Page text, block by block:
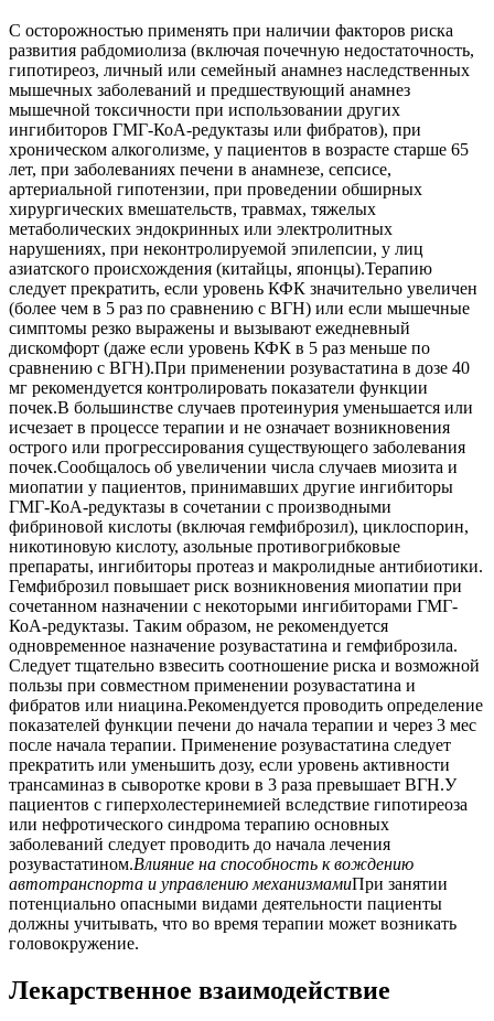
С осторожностью применять при наличии факторов риска
развития рабдомиолиза (включая почечную недостаточность,
гипотиреоз, личный или семейный анамнез наследственных
мышечных заболеваний и предшествующий анамнез
мышечной токсичности при использовании других
ингибиторов ГМГ-КоА-редуктазы или фибратов), при
хроническом алкоголизме, у пациентов в возрасте старше 65
лет, при заболеваниях печени в анамнезе, сепсисе,
артериальной гипотензии, при проведении обширных
хирургических вмешательств, травмах, тяжелых
метаболических эндокринных или электролитных
нарушениях, при неконтролируемой эпилепсии, у лиц
азиатского происхождения (китайцы, японцы).Терапию
следует прекратить, если уровень КФК значительно увеличен
(более чем в 5 раз по сравнению с ВГН) или если мышечные
симптомы резко выражены и вызывают ежедневный
дискомфорт (даже если уровень КФК в 5 раз меньше по
сравнению с ВГН).При применении розувастатина в дозе 40
мг рекомендуется контролировать показатели функции
почек.В большинстве случаев протеинурия уменьшается или
исчезает в процессе терапии и не означает возникновения
острого или прогрессирования существующего заболевания
почек.Сообщалось об увеличении числа случаев миозита и
миопатии у пациентов, принимавших другие ингибиторы
ГМГ-КоА-редуктазы в сочетании с производными
фибриновой кислоты (включая гемфиброзил), циклоспорин,
никотиновую кислоту, азольные противогрибковые
препараты, ингибиторы протеаз и макролидные антибиотики.
Гемфиброзил повышает риск возникновения миопатии при
сочетанном назначении с некоторыми ингибиторами ГМГ-
КоА-редуктазы. Таким образом, не рекомендуется
одновременное назначение розувастатина и гемфиброзила.
Следует тщательно взвесить соотношение риска и возможной
пользы при совместном применении розувастатина и
фибратов или ниацина.Рекомендуется проводить определение
показателей функции печени до начала терапии и через 3 мес
после начала терапии. Применение розувастатина следует
прекратить или уменьшить дозу, если уровень активности
трансаминаз в сыворотке крови в 3 раза превышает ВГН.У
пациентов с гиперхолестеринемией вследствие гипотиреоза
или нефротического синдрома терапию основных
заболеваний следует проводить до начала лечения
розувастатином.Влияние на способность к вождению
автотранспорта и управлению механизмамиПри занятии
потенциально опасными видами деятельности пациенты
должны учитывать, что во время терапии может возникать
головокружение.
Лекарственное взаимодействие